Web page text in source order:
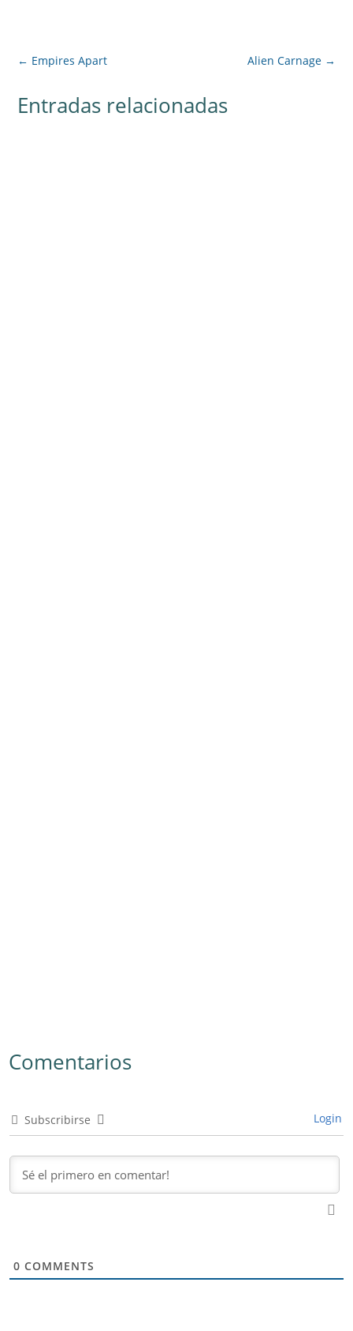
← Empires Apart Alien Carnage→
Entradas relacionadas
Comentarios
Subscribirse Login
0 COMMENTS